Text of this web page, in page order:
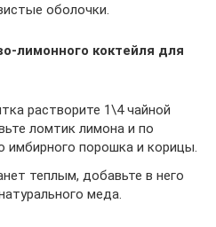
оболочки.
лимонного коктейля для
растворите 1\4 чайной
ломтик лимона и по
имбирного порошка и корицы.
теплым, добавьте в него
меда.